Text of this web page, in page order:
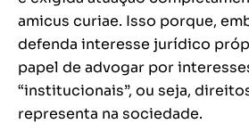
amicus curiae. Isso porque,
defenda interesse jurídico
papel de advogar por
“institucionais”, ou seja,
representa na sociedade.